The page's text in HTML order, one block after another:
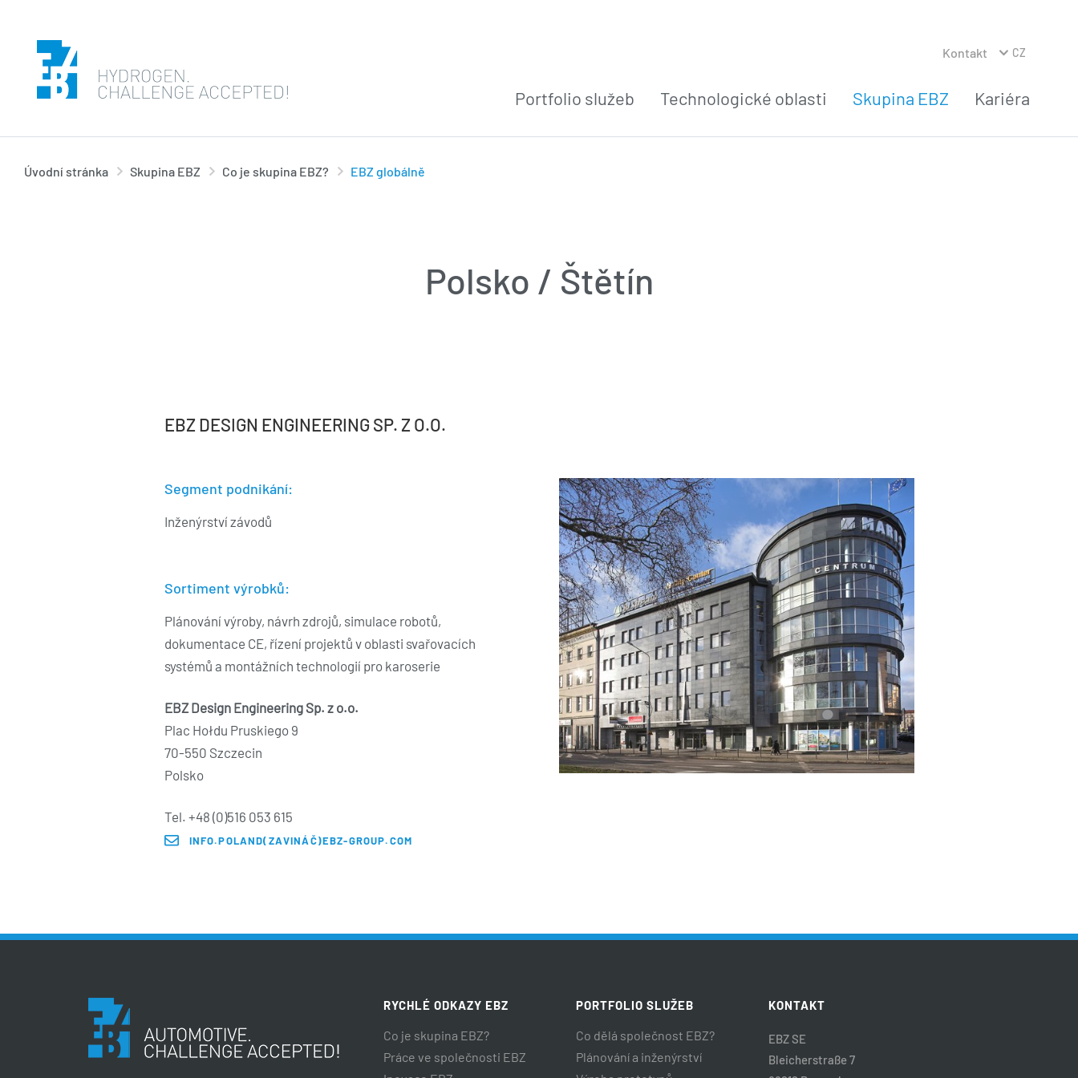
Portfolio služeb Technologické oblasti Skupina EBZ Kariéra
Kontakt CZ
Úvodní stránka Skupina EBZ Co je skupina EBZ? EBZ globálně
Polsko / Štětín
EBZ DESIGN ENGINEERING SP. Z O.O.
Segment podnikání:
Inženýrství závodů
Sortiment výrobků:
Plánování výroby, návrh zdrojů, simulace robotů,
dokumentace CE, řízení projektů v oblasti svařovacích
systémů a montážních technologií pro karoserie
EBZ Design Engineering Sp. z o.o.
Plac Hołdu Pruskiego 9
70-550 Szczecin
Polsko
Tel. +48 (0)516 053 615
INFO.POLAND(ZAVINÁČ)EBZ-GROUP.COM
RYCHLÉ ODKAZY EBZ
Co je skupina EBZ?
Práce ve společnosti EBZ
PORTFOLIO SLUŽEB
Co dělá společnost EBZ?
Plánování a inženýrství
KONTAKT
EBZ SE
Bleicherstraße 7